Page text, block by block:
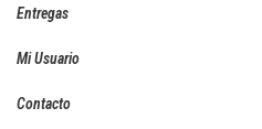
Entregas
Mi Usuario
Contacto